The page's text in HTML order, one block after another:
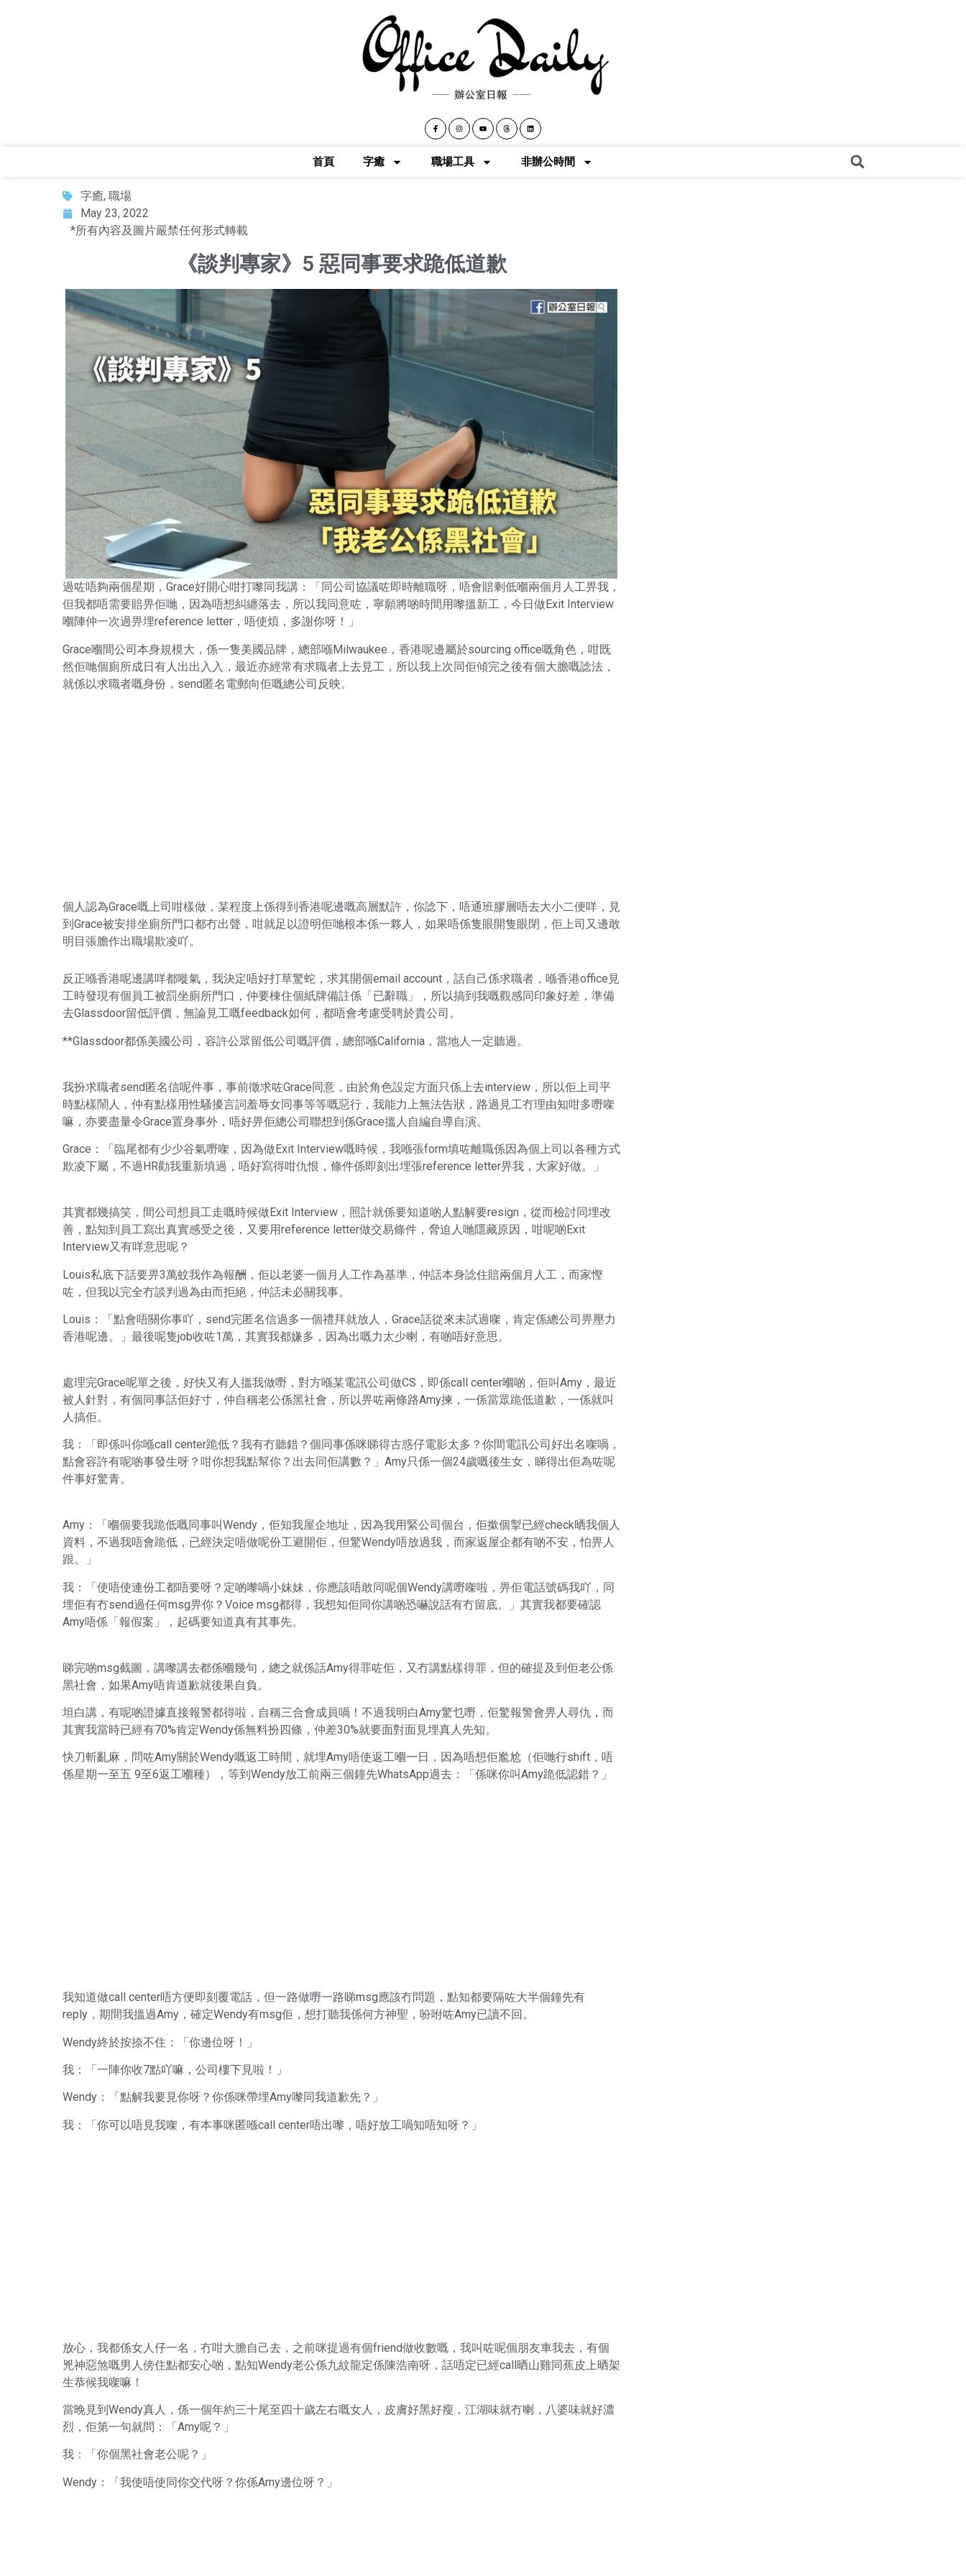
首頁 字癒 職場工具 非辦公時間
字癒, 職場
May 23, 2022
*所有內容及圖片嚴禁任何形式轉載
《談判專家》5 惡同事要求跪低道歉
過咗唔夠兩個星期，Grace好開心咁打嚟同我講：「同公司協議咗即時離職呀，唔會賠剩低嗰兩個月人工畀我，
但我都唔需要賠畀佢哋，因為唔想糾纏落去，所以我同意咗，寧願將啲時間用嚟搵新工，今日做Exit Interview
嗰陣仲一次過畀埋reference letter，唔使煩，多謝你呀！」
Grace嗰間公司本身規模大，係一隻美國品牌，總部喺Milwaukee，香港呢邊屬於sourcing office嘅角色，咁既
然佢哋個廁所成日有人出出入入，最近亦經常有求職者上去見工，所以我上次同佢傾完之後有個大膽嘅諗法，
就係以求職者嘅身份，send匿名電郵向佢嘅總公司反映。
個人認為Grace嘅上司咁樣做，某程度上係得到香港呢邊嘅高層默許，你諗下，唔通班膠層唔去大小二便咩，見
到Grace被安排坐廁所門口都冇出聲，咁就足以證明佢哋根本係一夥人，如果唔係隻眼開隻眼閉，佢上司又邊敢
明目張膽作出職場欺凌吖。
反正喺香港呢邊講咩都嘥氣，我決定唔好打草驚蛇，求其開個email account，話自己係求職者，喺香港office見
工時發現有個員工被罰坐廁所門口，仲要棟住個紙牌備註係「已辭職」，所以搞到我嘅觀感同印象好差，準備
去Glassdoor留低評價，無論見工嘅feedback如何，都唔會考慮受聘於貴公司。
**Glassdoor都係美國公司，容許公眾留低公司嘅評價，總部喺California，當地人一定聽過。
我扮求職者send匿名信呢件事，事前徵求咗Grace同意，由於角色設定方面只係上去interview，所以佢上司平
時點樣鬧人，仲有點樣用性騷擾言詞羞辱女同事等等嘅惡行，我能力上無法告狀，路過見工冇理由知咁多嘢㗎
嘛，亦要盡量令Grace置身事外，唔好畀佢總公司聯想到係Grace搵人自編自導自演。
Grace：「臨尾都有少少谷氣嘢㗎，因為做Exit Interview嘅時候，我喺張form填咗離職係因為個上司以各種方式
欺凌下屬，不過HR勸我重新填過，唔好寫得咁仇恨，條件係即刻出埋張reference letter畀我，大家好做。」
其實都幾搞笑，間公司想員工走嘅時候做Exit Interview，照計就係要知道啲人點解要resign，從而檢討同埋改
善，點知到員工寫出真實感受之後，又要用reference letter做交易條件，脅迫人哋隱藏原因，咁呢啲Exit
Interview又有咩意思呢？
Louis私底下話要畀3萬蚊我作為報酬，佢以老婆一個月人工作為基準，仲話本身諗住賠兩個月人工，而家慳
咗，但我以完全冇談判過為由而拒絕，仲話未必關我事。
Louis：「點會唔關你事吖，send完匿名信過多一個禮拜就放人，Grace話從來未試過㗎，肯定係總公司畀壓力
香港呢邊。」最後呢隻job收咗1萬，其實我都嫌多，因為出嘅力太少喇，有啲唔好意思。
處理完Grace呢單之後，好快又有人搵我做嘢，對方喺某電訊公司做CS，即係call center嗰啲，佢叫Amy，最近
被人針對，有個同事話佢好寸，仲自稱老公係黑社會，所以畀咗兩條路Amy揀，一係當眾跪低道歉，一係就叫
人搞佢。
我：「即係叫你喺call center跪低？我有冇聽錯？個同事係咪睇得古惑仔電影太多？你間電訊公司好出名㗎喎，
點會容許有呢啲事發生呀？咁你想我點幫你？出去同佢講數？」Amy只係一個24歲嘅後生女，睇得出佢為咗呢
件事好驚青。
Amy：「嗰個要我跪低嘅同事叫Wendy，佢知我屋企地址，因為我用緊公司個台，佢撳個掣已經check晒我個人
資料，不過我唔會跪低，已經決定唔做呢份工避開佢，但驚Wendy唔放過我，而家返屋企都有啲不安，怕畀人
跟。」
我：「使唔使連份工都唔要呀？定啲嚟喎小妹妹，你應該唔敢同呢個Wendy講嘢㗎啦，畀佢電話號碼我吖，同
埋佢有冇send過任何msg畀你？Voice msg都得，我想知佢同你講啲恐嚇說話有冇留底。」其實我都要確認
Amy唔係「報假案」，起碼要知道真有其事先。
睇完啲msg截圖，講嚟講去都係嗰幾句，總之就係話Amy得罪咗佢，又冇講點樣得罪，但的確提及到佢老公係
黑社會，如果Amy唔肯道歉就後果自負。
坦白講，有呢啲證據直接報警都得啦，自稱三合會成員喎！不過我明白Amy驚乜嘢，佢驚報警會畀人尋仇，而
其實我當時已經有70%肯定Wendy係無料扮四條，仲差30%就要面對面見埋真人先知。
快刀斬亂麻，問咗Amy關於Wendy嘅返工時間，就埋Amy唔使返工嗰一日，因為唔想佢尷尬（佢哋行shift，唔
係星期一至五 9至6返工嗰種），等到Wendy放工前兩三個鐘先WhatsApp過去：「係咪你叫Amy跪低認錯？」
我知道做call center唔方便即刻覆電話，但一路做嘢一路睇msg應該冇問題，點知都要隔咗大半個鐘先有
reply，期間我搵過Amy，確定Wendy有msg佢，想打聽我係何方神聖，吩咐咗Amy已讀不回。
Wendy終於按捺不住：「你邊位呀！」
我：「一陣你收7點吖嘛，公司樓下見啦！」
Wendy：「點解我要見你呀？你係咪帶埋Amy嚟同我道歉先？」
我：「你可以唔見我㗎，有本事咪匿喺call center唔出嚟，唔好放工喎知唔知呀？」
放心，我都係女人仔一名，冇咁大膽自己去，之前咪提過有個friend做收數嘅，我叫咗呢個朋友車我去，有個
兇神惡煞嘅男人傍住點都安心啲，點知Wendy老公係九紋龍定係陳浩南呀，話唔定已經call晒山雞同蕉皮上晒架
生恭候我㗎嘛！
當晚見到Wendy真人，係一個年約三十尾至四十歲左右嘅女人，皮膚好黑好瘦，江湖味就冇喇，八婆味就好濃
烈，佢第一句就問：「Amy呢？」
我：「你個黑社會老公呢？」
Wendy：「我使唔使同你交代呀？你係Amy邊位呀？」